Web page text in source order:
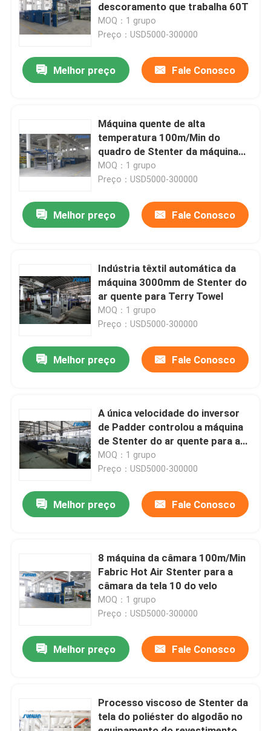
Contatos
Produtos
Máquina de Stenter do ar quente
Máquina de Stenter da tela
Máquina de secagem de matéria têxtil
Máquina de revestimento de matéria têxtil
descoramento que trabalha 60T
MOQ：1 grupo
Preço：USD5000-300000
Melhor preço Fale Conosco
Máquina quente de alta
temperatura 100m/Min do
quadro de Stenter da máquina
de matéria têxtil de Airmini
Stenter
MOQ：1 grupo
Preço：USD5000-300000
Melhor preço Fale Conosco
Indústria têxtil automática da
máquina 3000mm de Stenter do
ar quente para Terry Towel
MOQ：1 grupo
Preço：USD5000-300000
Melhor preço Fale Conosco
A única velocidade do inversor
de Padder controlou a máquina
de Stenter do ar quente para a
tela da malha da urdidura
MOQ：1 grupo
Preço：USD5000-300000
Melhor preço Fale Conosco
8 máquina da câmara 100m/Min
Fabric Hot Air Stenter para a
câmara da tela 10 do velo
MOQ：1 grupo
Preço：USD5000-300000
Melhor preço Fale Conosco
Processo viscoso de Stenter da
tela do poliéster do algodão no